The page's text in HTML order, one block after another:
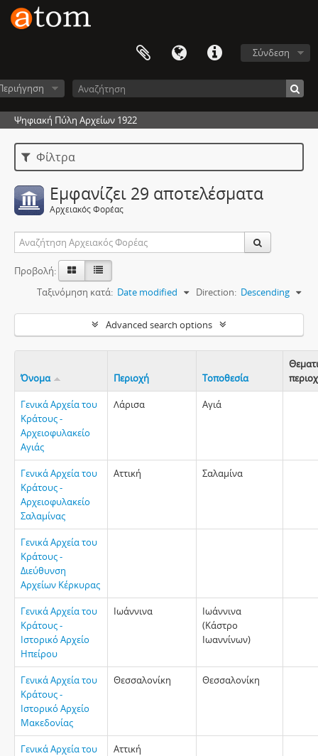
Σύνδεση
Ψηφιακή Πύλη Αρχείων 1922
Φίλτρα
Εμφανίζει 29 αποτελέσματα
Αρχειακός Φορέας
Προβολή:
Ταξινόμηση κατά: Date modified Direction: Descending
Advanced search options
Όνομα Περιοχή Τοποθεσία
Γενικά Αρχεία του
Κράτους -
Αρχειοφυλακείο
Αγιάς
Λάρισα Αγιά
Γενικά Αρχεία του
Κράτους -
Αρχειοφυλακείο
Σαλαμίνας
Αττική Σαλαμίνα
Γενικά Αρχεία του
Κράτους -
Διεύθυνση
Αρχείων Κέρκυρας
Γενικά Αρχεία του
Κράτους -
Ιστορικό Αρχείο
Ηπείρου
Ιωάννινα
Ιωάννινα
(Κάστρο
Ιωαννίνων)
Γενικά Αρχεία του
Κράτους -
Ιστορικό Αρχείο
Μακεδονίας
Θεσσαλονίκη Θεσσαλονίκη
Γενικά Αρχεία του
Αττική